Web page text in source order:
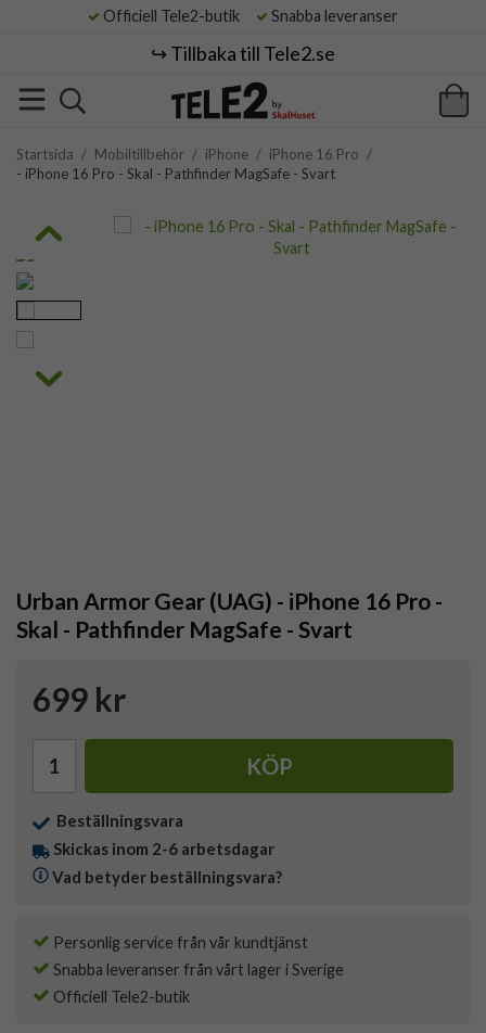
Officiell Tele2-butik Snabba leveranser
↪️ Tillbaka till Tele2.se
Startsida / Mobiltillbehör / iPhone / iPhone 16 Pro /
- iPhone 16 Pro - Skal - Pathfinder MagSafe - Svart
Urban Armor Gear (UAG) - iPhone 16 Pro -
Skal - Pathfinder MagSafe - Svart
699 kr
KÖP
Beställningsvara
Skickas inom 2-6 arbetsdagar
Vad betyder beställningsvara?
Personlig service från vår kundtjänst
Snabba leveranser från vårt lager i Sverige
Officiell Tele2-butik